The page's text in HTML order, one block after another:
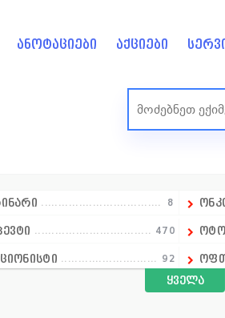
ანოტაციები აქციები
8
470
92
520
ყველა